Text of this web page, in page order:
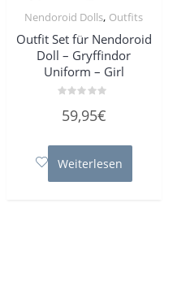
Nendoroid Dolls, Outfits
Outfit Set für Nendoroid
Doll – Gryffindor
Uniform – Girl
mit
5
59,95€
Weiterlesen